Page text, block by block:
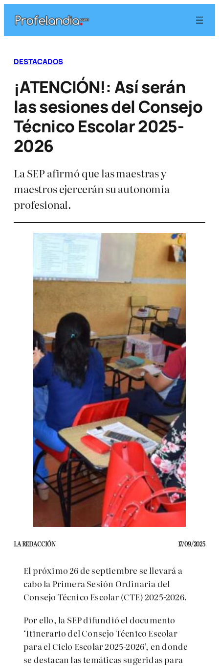
contenido
DESTACADOS
¡ATENCIÓN!: Así serán
las sesiones del Consejo
Técnico Escolar 2025-
2026
La SEP afirmó que las maestras y
maestros ejercerán su autonomía
profesional.
LA REDACCIÓN 17/09/2025
El próximo 26 de septiembre se llevará a
cabo la Primera Sesión Ordinaria del
Consejo Técnico Escolar (CTE) 2025-2026.
Por ello, la SEP difundió el documento
‘Itinerario del Consejo Técnico Escolar
para el Ciclo Escolar 2025-2026’, en donde
se destacan las temáticas sugeridas para